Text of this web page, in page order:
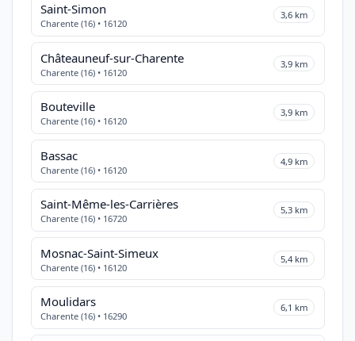
Saint-Simon
Charente (16) • 16120
3,6 km
Châteauneuf-sur-Charente
Charente (16) • 16120
3,9 km
Bouteville
Charente (16) • 16120
3,9 km
Bassac
Charente (16) • 16120
4,9 km
Saint-Même-les-Carrières
Charente (16) • 16720
5,3 km
Mosnac-Saint-Simeux
Charente (16) • 16120
5,4 km
Moulidars
Charente (16) • 16290
6,1 km